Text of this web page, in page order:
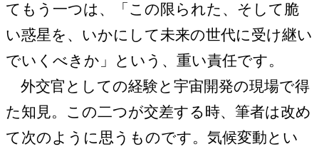
てもう一つは、「この限られた、そして脆
い惑星を、いかにして未来の世代に受け継い
でいくべきか」という、重い責任です。
外交官としての経験と宇宙開発の現場で得
た知見。この二つが交差する時、筆者は改め
て次のように思うものです。気候変動とい